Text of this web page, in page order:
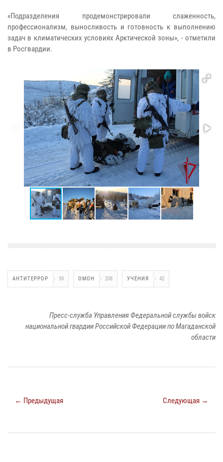
«Подразделения продемонстрировали слаженность,
профессионализм, выносливость и готовность к выполнению
задач в климатических условиях Арктической зоны», - отметили
в Росгвардии.
АНТИТЕРРОР 59 ОМОН 208 УЧЕНИЯ 42
Пресс-служба Управления Федеральной службы войск
национальной гвардии Российской Федерации по Магаданской
области
← Предыдущая Следующая →